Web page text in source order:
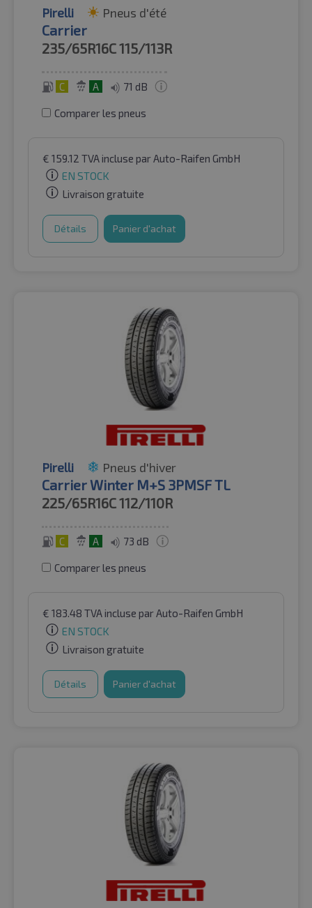
Pirelli Pneus d'été
Carrier
235/65R16C115/113R
C A 71 dB
Comparer les pneus
€ 159.12 TVA incluse par Auto-Raifen GmbH
EN STOCK
Livraison gratuite
Détails Panier d'achat
Pirelli Pneus d'hiver
Carrier Winter M+S 3PMSF TL
225/65R16C112/110R
C A 73 dB
Comparer les pneus
€ 183.48 TVA incluse par Auto-Raifen GmbH
EN STOCK
Livraison gratuite
Détails Panier d'achat